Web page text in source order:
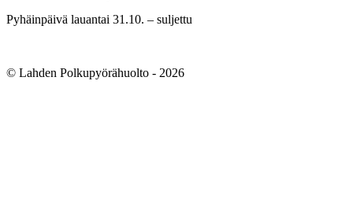
Pyhäinpäivä lauantai 31.10. – suljettu
© Lahden Polkupyörähuolto - 2026